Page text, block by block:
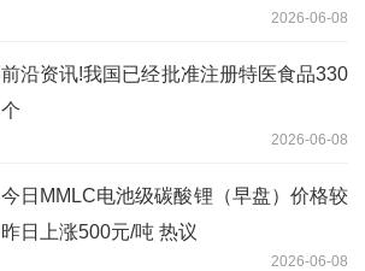
2026-06-08
前沿资讯!我国已经批准注册特医食品330
个
2026-06-08
今日MMLC电池级碳酸锂（早盘）价格较
昨日上涨500元/吨 热议
2026-06-08